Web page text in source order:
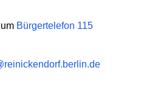
Bürgertelefon 115